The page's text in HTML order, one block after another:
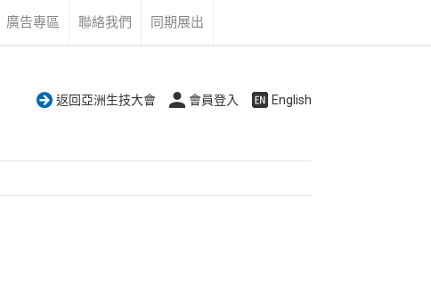
廣告專區 聯絡我們 同期展出
返回亞洲生技大會 會員登入 English